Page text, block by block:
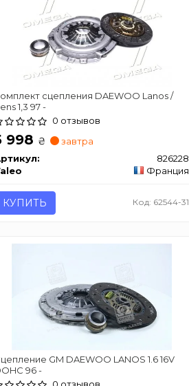
сцепления DAEWOO Lanos /
1,3 97 -
0 отзывов
998 ₴
завтра
826228
Франция
КУПИТЬ Код: 62544-31
GM DAEWOO LANOS 1.6 16V
96 -
0 отзывов